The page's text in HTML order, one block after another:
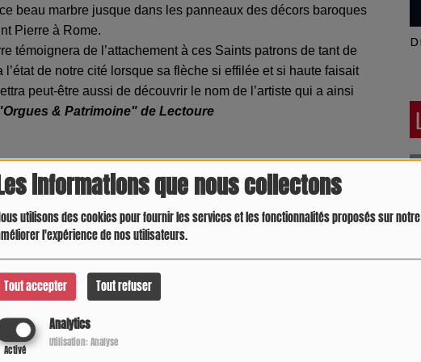
informations que nous collectons
utilisons des cookies pour fournir les services et les fonctionnalités proposés sur
l'expérience de nos utilisateurs.
Tout accepter Tout refuser
Analytics
Activé
Utilisation: Analyse
beau marbre jusque dans les panneaux des décors baroques
Pierre à Rome.
témoignera de l’attachement à ces Saints patrons de tant de
l’état de notre cité lorsque sa flèche si effilée et si haute faisait
peut-être aussi de découvrir le nom de l’artiste qui a ainsi
& Patrimoine" de Lectoure
Latino América